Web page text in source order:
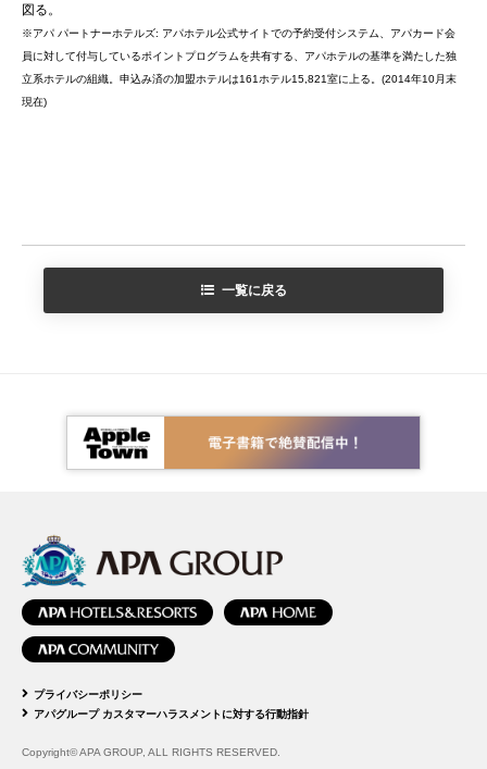
図る。
※アパ パートナーホテルズ: アパホテル公式サイトでの予約受付システム、アパカード会
員に対して付与しているポイントプログラムを共有する、アパホテルの基準を満たした独
立系ホテルの組織。申込み済の加盟ホテルは161ホテル15,821室に上る。(2014年10月末
現在)
一覧に戻る
プライバシーポリシー
アパグループ カスタマーハラスメントに対する行動指針
Copyright© APA GROUP, ALL RIGHTS RESERVED.